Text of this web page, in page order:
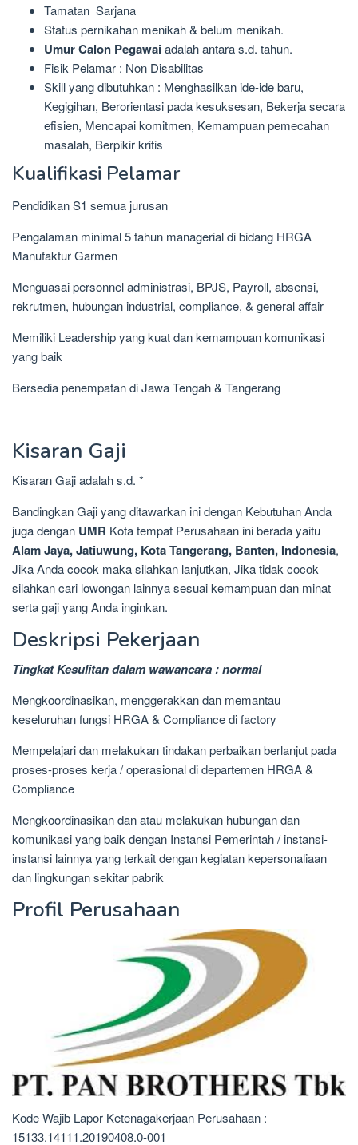
Tamatan Sarjana
Status pernikahan menikah & belum menikah.
Umur Calon Pegawaiadalah antara s.d. tahun.
Fisik Pelamar : Non Disabilitas
Skill yang dibutuhkan : Menghasilkan ide-ide baru,
Kegigihan, Berorientasi pada kesuksesan, Bekerja secara
efisien, Mencapai komitmen, Kemampuan pemecahan
masalah, Berpikir kritis
Kualifikasi Pelamar
Pendidikan S1 semua jurusan
Pengalaman minimal 5 tahun managerial di bidang HRGA
Manufaktur Garmen
Menguasai personnel administrasi, BPJS, Payroll, absensi,
rekrutmen, hubungan industrial, compliance, & general affair
Memiliki Leadership yang kuat dan kemampuan komunikasi
yang baik
Bersedia penempatan di Jawa Tengah & Tangerang
Kisaran Gaji
Kisaran Gaji adalah s.d. *
Bandingkan Gaji yang ditawarkan ini dengan Kebutuhan Anda
juga dengan UMR Kota tempat Perusahaan ini berada yaitu
Alam Jaya, Jatiuwung, Kota Tangerang, Banten, Indonesia,
Jika Anda cocok maka silahkan lanjutkan, Jika tidak cocok
silahkan cari lowongan lainnya sesuai kemampuan dan minat
serta gaji yang Anda inginkan.
Deskripsi Pekerjaan
Tingkat Kesulitan dalam wawancara : normal
Mengkoordinasikan, menggerakkan dan memantau
keseluruhan fungsi HRGA & Compliance di factory
Mempelajari dan melakukan tindakan perbaikan berlanjut pada
proses-proses kerja / operasional di departemen HRGA &
Compliance
Mengkoordinasikan dan atau melakukan hubungan dan
komunikasi yang baik dengan Instansi Pemerintah / instansi-
instansi lainnya yang terkait dengan kegiatan kepersonaliaan
dan lingkungan sekitar pabrik
Profil Perusahaan
Kode Wajib Lapor Ketenagakerjaan Perusahaan :
15133.14111.20190408.0-001